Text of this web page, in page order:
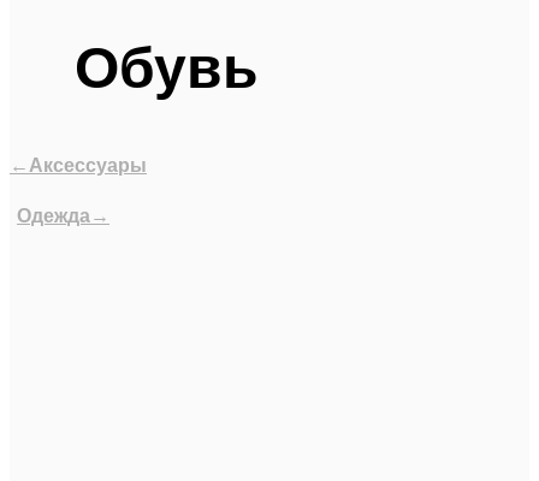
Обувь
←Аксессуары
Одежда→